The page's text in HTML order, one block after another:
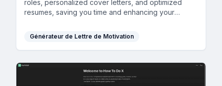
roles, personalized cover letters, and optimized
resumes, saving you time and enhancing your
Générateur de Lettre de Motivation